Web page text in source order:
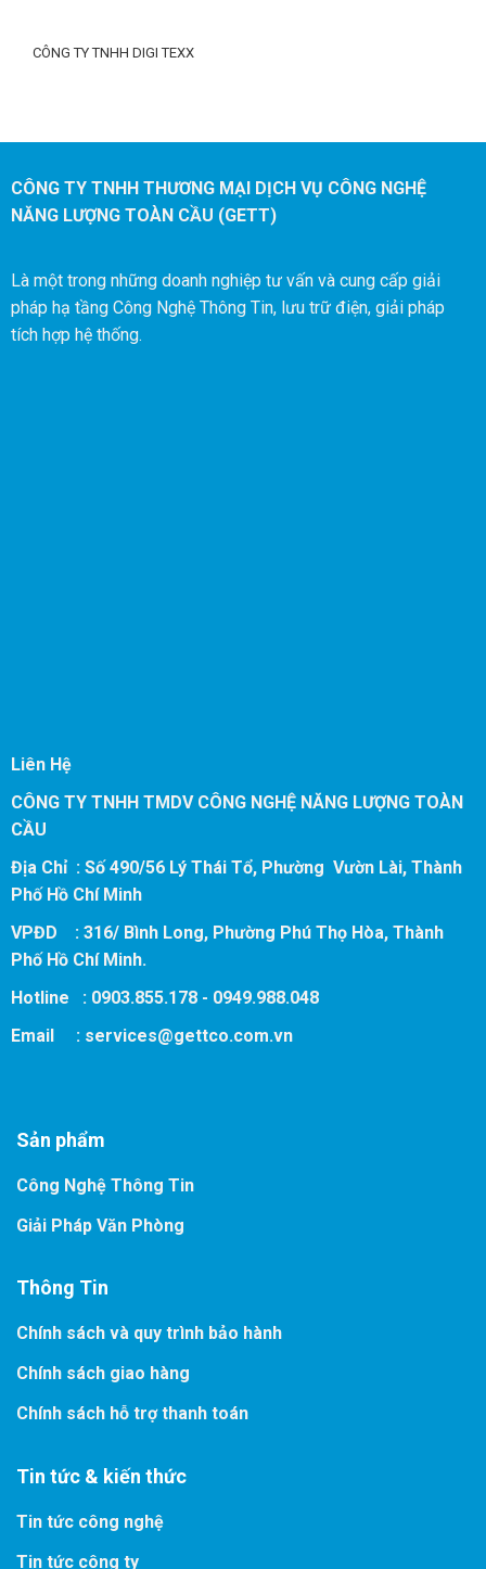
CÔNG TY TNHH DIGI TEXX
CÔNG TY TNHH THƯƠNG MẠI DỊCH VỤ CÔNG NGHỆ
NĂNG LƯỢNG TOÀN CẦU (GETT)
Là một trong những doanh nghiệp tư vấn và cung cấp giải
pháp hạ tầng Công Nghệ Thông Tin, lưu trữ điện, giải pháp
tích hợp hệ thống.
Liên Hệ
CÔNG TY TNHH TMDV CÔNG NGHỆ NĂNG LƯỢNG TOÀN
CẦU
Địa Chỉ : Số 490/56 Lý Thái Tổ, Phường Vườn Lài, Thành
Phố Hồ Chí Minh
VPĐD : 316/ Bình Long, Phường Phú Thọ Hòa, Thành
Phố Hồ Chí Minh.
Hotline : 0903.855.178 - 0949.988.048
Email : services@gettco.com.vn
Sản phẩm
Công Nghệ Thông Tin
Giải Pháp Văn Phòng
Thông Tin
Chính sách và quy trình bảo hành
Chính sách giao hàng
Chính sách hỗ trợ thanh toán
Tin tức & kiến thức
Tin tức công nghệ
Tin tức công ty